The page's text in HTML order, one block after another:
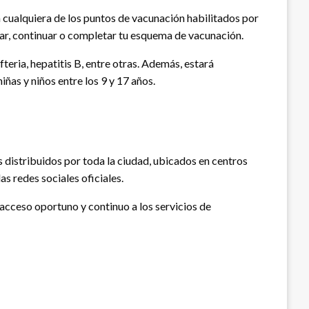
de los puntos de vacunación habilitados por
continuar o completar tu esquema de vacunación.
hepatitis B, entre otras. Además, estará
y niños entre los 9 y 17 años.
distribuidos por toda la ciudad, ubicados en centros
redes sociales oficiales.
oportuno y continuo a los servicios de